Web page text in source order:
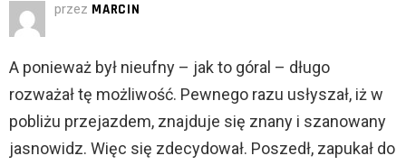
przez MARCIN
A ponieważ był nieufny – jak to góral – długo
rozważał tę możliwość. Pewnego razu usłyszał, iż w
pobliżu przejazdem, znajduje się znany i szanowany
jasnowidz. Więc się zdecydował. Poszedł, zapukał do